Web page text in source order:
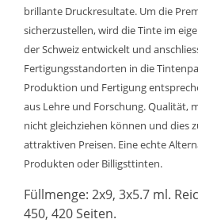
brillante Druckresultate. Um die
sicherzustellen, wird die Tinte im
der Schweiz entwickelt und
Fertigungsstandorten in die
Produktion und Fertigung
aus Lehre und Forschung. Qualität,
nicht gleichziehen können und dies
attraktiven Preisen. Eine echte
Produkten oder Billigsttinten.
Füllmenge: 2x9, 3x5.7 ml.
450, 420 Seiten.